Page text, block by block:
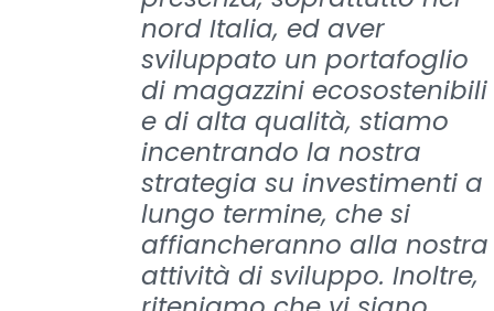
nord Italia, ed aver
sviluppato un portafoglio
di magazzini ecosostenibili
e di alta qualità, stiamo
incentrando la nostra
strategia su investimenti a
lungo termine, che si
affiancheranno alla nostra
attività di sviluppo. Inoltre,